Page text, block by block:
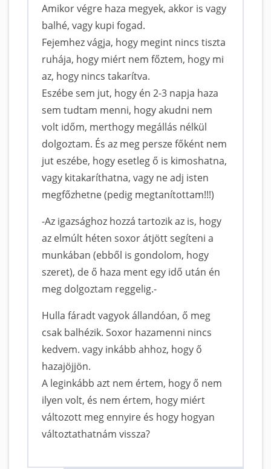
Amikor végre haza megyek, akkor is vagy
balhé, vagy kupi fogad.
Fejemhez vágja, hogy megint nincs tiszta
ruhája, hogy miért nem főztem, hogy mi
az, hogy nincs takarítva.
Eszébe sem jut, hogy én 2-3 napja haza
sem tudtam menni, hogy akudni nem
volt időm, merthogy megállás nélkül
dolgoztam. És az meg persze főként nem
jut eszébe, hogy esetleg ő is kimoshatna,
vagy kitakaríthatna, vagy ne adj isten
megfőzhetne (pedig megtanítottam!!!)
-Az igazsághoz hozzá tartozik az is, hogy
az elmúlt héten soxor átjött segíteni a
munkában (ebből is gondolom, hogy
szeret), de ő haza ment egy idő után én
meg dolgoztam reggelig.-
Hulla fáradt vagyok állandóan, ő meg
csak balhézik. Soxor hazamenni nincs
kedvem. vagy inkább ahhoz, hogy ő
hazajöjjön.
A leginkább azt nem értem, hogy ő nem
ilyen volt, és nem értem, hogy miért
változott meg ennyire és hogy hogyan
változtathatnám vissza?